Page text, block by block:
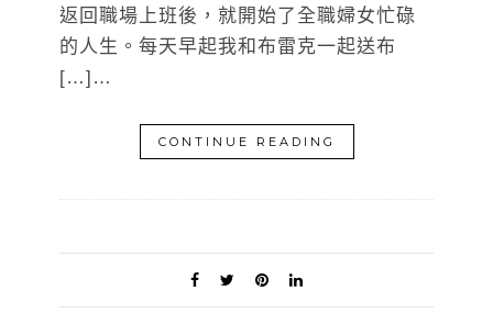
返回職場上班後，就開始了全職婦女忙碌
的人生。每天早起我和布雷克一起送布
[…]…
CONTINUE READING